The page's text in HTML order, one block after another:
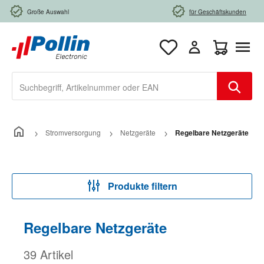
Zum Hauptinhalt springen
Große Auswahl für Geschäftskunden
Stromversorgung Netzgeräte Regelbare Netzgeräte
Produkte filtern
Regelbare Netzgeräte
39 Artikel